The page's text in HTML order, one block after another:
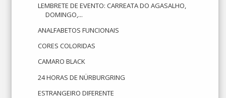
LEMBRETE DE EVENTO: CARREATA DO AGASALHO,
DOMINGO,...
ANALFABETOS FUNCIONAIS
CORES COLORIDAS
CAMARO BLACK
24 HORAS DE NÜRBURGRING
ESTRANGEIRO DIFERENTE